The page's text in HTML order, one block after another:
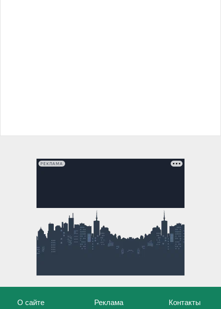
РЕКЛАМА
О сайте Реклама Контакты